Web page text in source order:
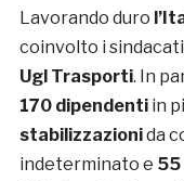
Lavorando duro
coinvolto i sindacati
Ugl Trasporti. In
170 dipendentiin
stabilizzazionida
indeterminato e 55